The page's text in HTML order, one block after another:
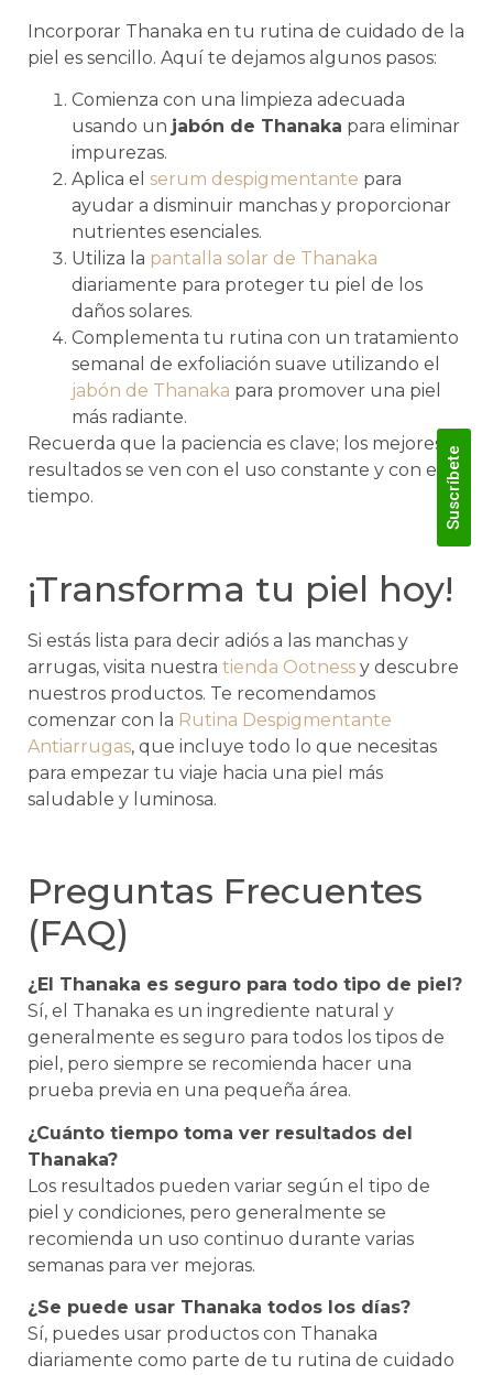
Incorporar Thanaka en tu rutina de cuidado de la
piel es sencillo. Aquí te dejamos algunos pasos:
Comienza con una limpieza adecuada
usando un jabón de Thanaka para eliminar
impurezas.
Aplica el serum despigmentante para
ayudar a disminuir manchas y proporcionar
nutrientes esenciales.
Utiliza la pantalla solar de Thanaka
diariamente para proteger tu piel de los
daños solares.
Complementa tu rutina con un tratamiento
semanal de exfoliación suave utilizando el
jabón de Thanaka para promover una piel
más radiante.
Recuerda que la paciencia es clave; los mejores
resultados se ven con el uso constante y con el
tiempo.
¡Transforma tu piel hoy!
Si estás lista para decir adiós a las manchas y
arrugas, visita nuestra tienda Ootness y descubre
nuestros productos. Te recomendamos
comenzar con la Rutina Despigmentante
Antiarrugas, que incluye todo lo que necesitas
para empezar tu viaje hacia una piel más
saludable y luminosa.
Preguntas Frecuentes
(FAQ)
¿El Thanaka es seguro para todo tipo de piel?
Sí, el Thanaka es un ingrediente natural y
generalmente es seguro para todos los tipos de
piel, pero siempre se recomienda hacer una
prueba previa en una pequeña área.
¿Cuánto tiempo toma ver resultados del
Thanaka?
Los resultados pueden variar según el tipo de
piel y condiciones, pero generalmente se
recomienda un uso continuo durante varias
semanas para ver mejoras.
¿Se puede usar Thanaka todos los días?
Sí, puedes usar productos con Thanaka
diariamente como parte de tu rutina de cuidado
Suscríbete